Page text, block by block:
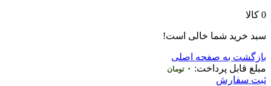
0 کالا
سبد خرید شما خالی است!
بازگشت به صفحه اصلی
مبلغ قابل پرداخت: ۰ تومان
ثبت سفارش